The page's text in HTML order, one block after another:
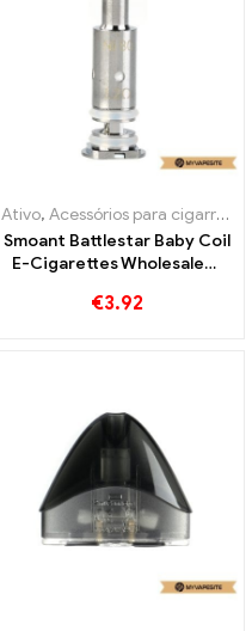
,Evaporador
Ativo, Acessórios para cigarros eletrônicos
Smoant Battlestar Baby Coil
E-Cigarettes Wholesale丨
€3.92